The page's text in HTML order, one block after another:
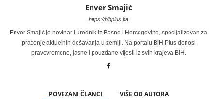
Enver Smajić
https://bihplus.ba
Enver Smajić je novinar i urednik iz Bosne i Hercegovine, specijalizovan za
praćenje aktuelnih dešavanja u zemlji. Na portalu BiH Plus donosi
pravovremene, jasne i pouzdane vijesti iz svih krajeva BiH.
POVEZANI ČLANCI VIŠE OD AUTORA